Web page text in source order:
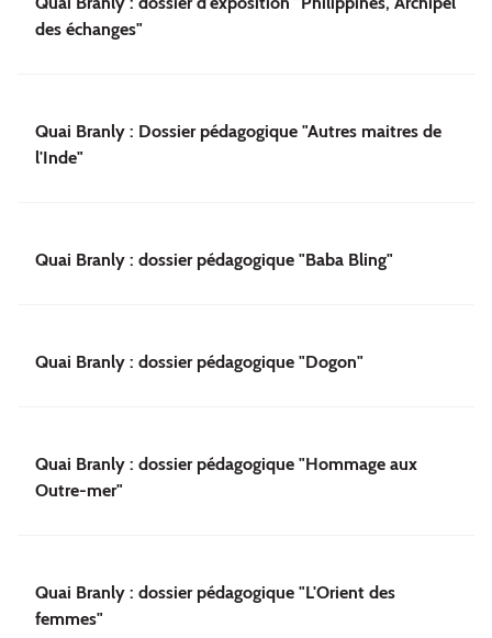
des échanges"
Quai Branly : Dossier pédagogique "Autres maitres de
l'Inde"
Quai Branly : dossier pédagogique "Baba Bling"
Quai Branly : dossier pédagogique "Dogon"
Quai Branly : dossier pédagogique "Hommage aux
Outre-mer"
Quai Branly : dossier pédagogique "L'Orient des
femmes"